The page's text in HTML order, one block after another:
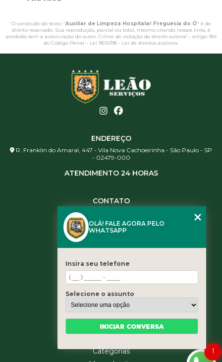
O conteúdo do texto "Auxiliar de Limpeza Hospitalar Freguesia do Ó" é de
direito reservado. Sua reprodução, parcial ou total, mesmo citando nossos links, é
proibida sem a autorização do autor. Crime de violação de direito autoral – artigo 184
do Código Penal – Lei 9610/98 - Lei de direitos autorais.
ENDEREÇO
R. Franklin do Amaral, 447 - Vila Nova Cachoeirinha - São Paulo - SP
- 02479-000
ATENDIMENTO 24 HORAS
CONTATO
(11) 3461-5871
contato@leaoservicos.com.br
Home
Quem somos
Serviços
Blog
Categorias
1
OLÁ! FALE AGORA PELO
WHATSAPP
Insira seu telefone
Selecione o assunto
INICIAR CONVERSA